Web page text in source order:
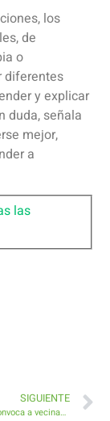
los
de
o
diferentes
y explicar
duda, señala
mejor,
a
las
SIGUIENTE
Festejos convoca a vecinas y vecinos a la Reunión Preparatoria de los Carnavales de Antigua 2019